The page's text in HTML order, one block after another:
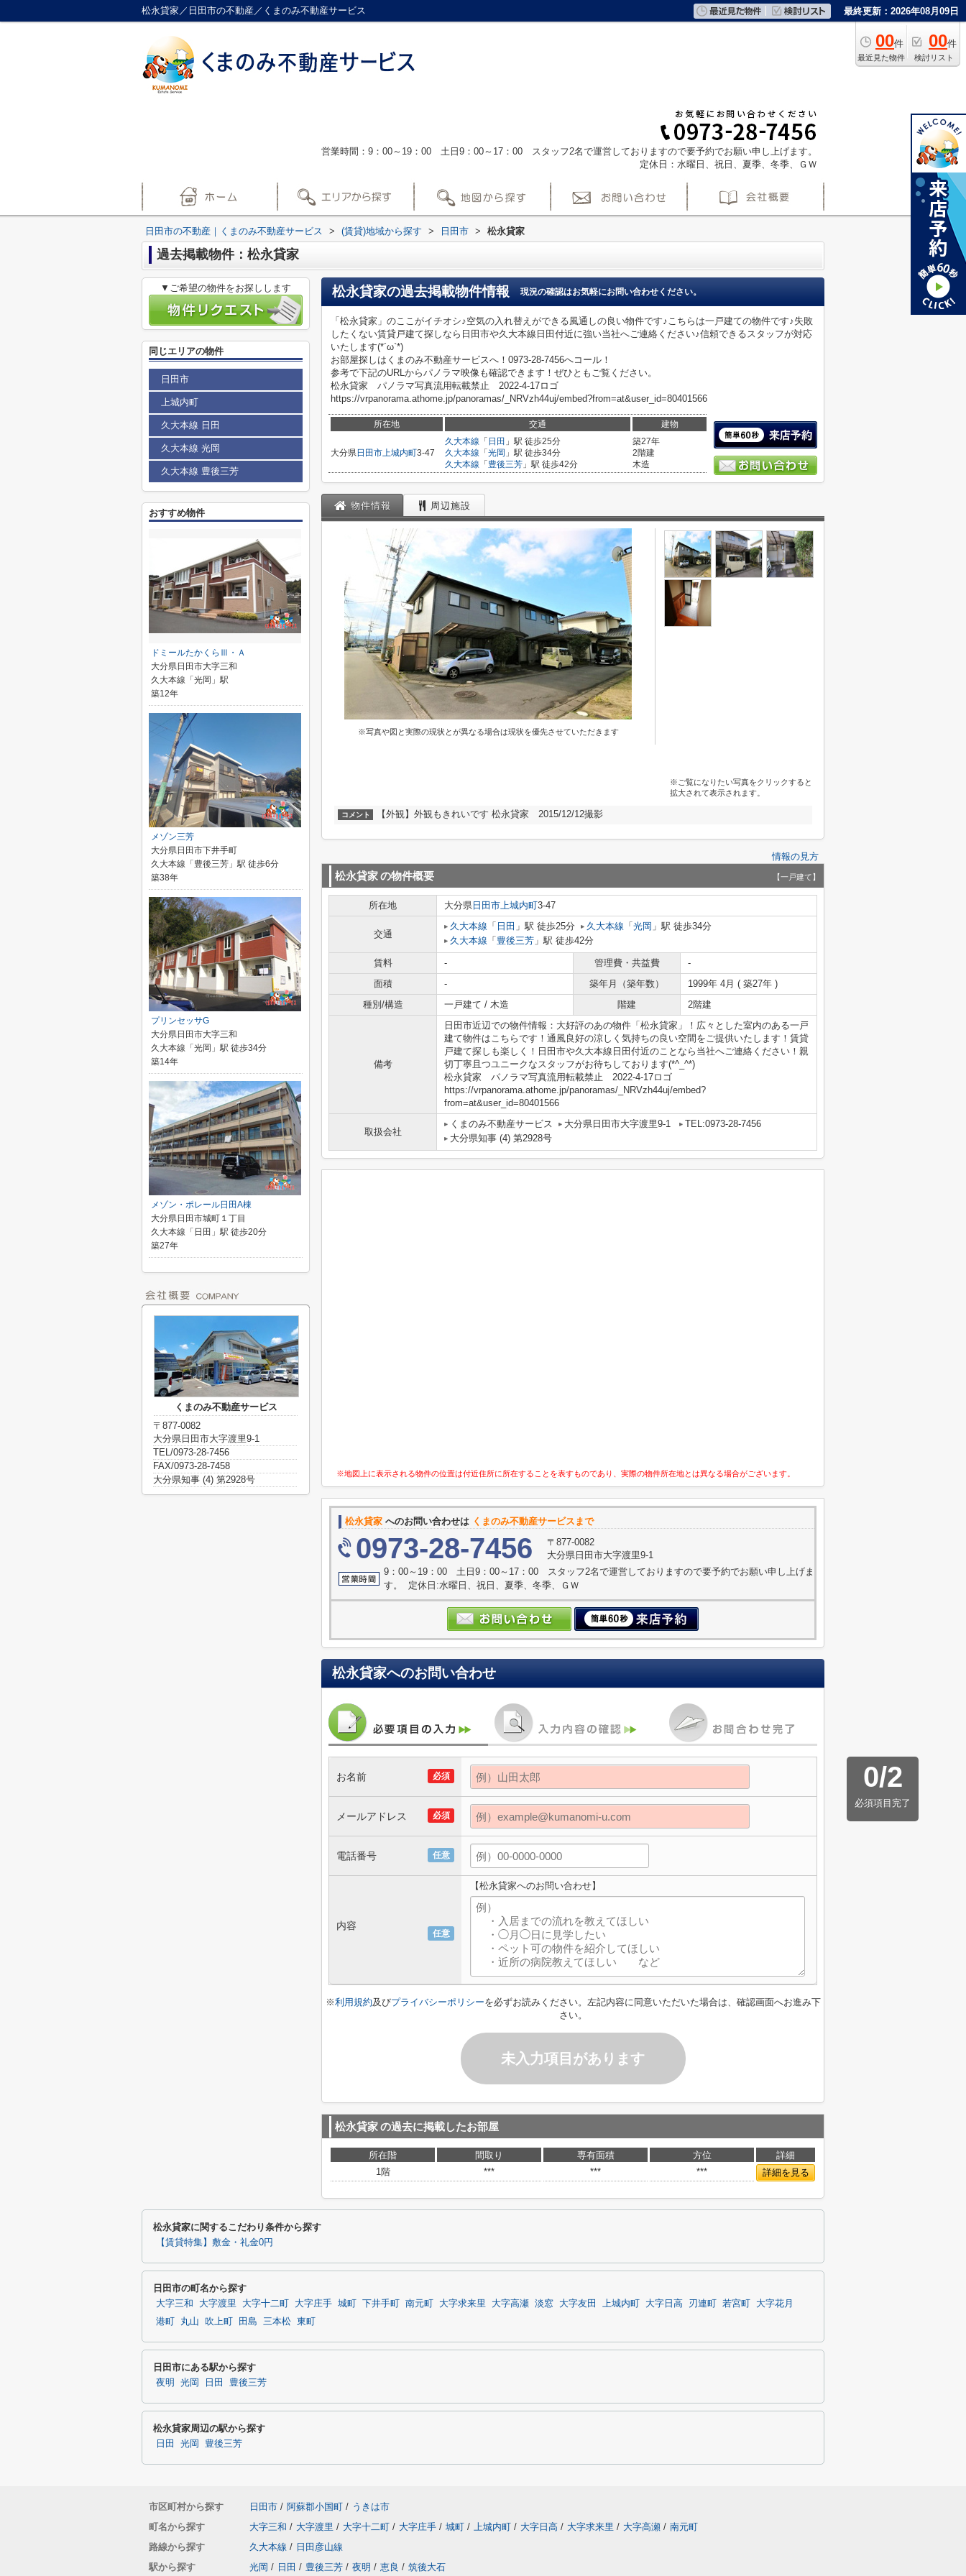
松永貸家／日田市の不動産／くまのみ不動産サービス 最終更新：2026年08月09日
00件
最近見た物件
00件
検討リスト
営業時間：9：00～19：00 土日9：00～17：00 スタッフ2名で運営しておりますので要予約でお願い申し上げます。
定休日：水曜日、祝日、夏季、冬季、ＧＷ
日田市の不動産｜くまのみ不動産サービス > (賃貸)地域から探す > 日田市 > 松永貸家
過去掲載物件：松永貸家
松永貸家の過去掲載物件情報 現況の確認はお気軽にお問い合わせください。
「松永貸家」のここがイチオシ♪空気の入れ替えができる風通しの良い物件です♪こちらは一戸建ての物件です♪失敗
したくない賃貸戸建て探しなら日田市や久大本線日田付近に強い当社へご連絡ください♪信頼できるスタッフが対応
いたします(*´ω`*)
お部屋探しはくまのみ不動産サービスへ！0973-28-7456へコール！
参考で下記のURLからパノラマ映像も確認できます！ぜひともご覧ください。
松永貸家 パノラマ写真流用転載禁止 2022-4-17ロゴ
https://vrpanorama.athome.jp/panoramas/_NRVzh44uj/embed?from=at&user_id=80401566
所在地 交通 建物
大分県日田市上城内町3-47
久大本線 「 日田 」駅 徒歩25分
久大本線 「 光岡 」駅 徒歩34分
久大本線 「 豊後三芳 」駅 徒歩42分
築27年
2階建
木造
物件情報 周辺施設
※写真や図と実際の現状とが異なる場合は現状を優先させていただきます
※ご覧になりたい写真をクリックすると
拡大されて表示されます。
コメント 【外観】外観もきれいです 松永貸家 2015/12/12撮影
情報の見方
松永貸家の物件概要 【一戸建て】
所在地 大分県 日田市上城内町3-47
交通
久大本線 「 日田 」駅 徒歩25分 久大本線 「 光岡 」駅 徒歩34分
久大本線 「 豊後三芳 」駅 徒歩42分
賃料 - 管理費・共益費
-
面積
- 築年月（築年数）
1999年 4月 ( 築27年 )
種別/構造
一戸建て / 木造 階建 2階建
備考
日田市近辺での物件情報：大好評のあの物件「松永貸家」！広々とした室内のある一戸
建て物件はこちらです！通風良好の涼しく気持ちの良い空間をご提供いたします！賃貸
戸建て探しも楽しく！日田市や久大本線日田付近のことなら当社へご連絡ください！親
切丁寧且つユニークなスタッフがお待ちしております(*^_^*)
松永貸家 パノラマ写真流用転載禁止 2022-4-17ロゴ
https://vrpanorama.athome.jp/panoramas/_NRVzh44uj/embed?
from=at&user_id=80401566
取扱会社
くまのみ不動産サービス 大分県日田市大字渡里9-1
TEL:0973-28-7456
大分県知事 (4) 第2928号
※地図上に表示される物件の位置は付近住所に所在することを表すものであり、実際の物件所在地とは異なる場合がございます。
松永貸家 へのお問い合わせは くまのみ不動産サービスまで
0973-28-7456
〒877-0082
大分県日田市大字渡里9-1
9：00～19：00 土日9：00～17：00 スタッフ2名で運営しておりますので要予約でお願い申し上げま
す。 定休日:水曜日、祝日、夏季、冬季、ＧＷ
松永貸家へのお問い合わせ
0/2
必須項目完了
必須
お名前
必須
メールアドレス
任意
電話番号
任意
内容
【松永貸家へのお問い合わせ】
※利用規約及びプライバシーポリシーを必ずお読みください。左記内容に同意いただいた場合は、確認画面へお進み下
さい。
未入力項目があります
松永貸家の過去に掲載したお部屋
所在階 間取り 専有面積 方位
詳細
1階
*** *** *** 詳細を見る
▼ご希望の物件をお探しします
同じエリアの物件
日田市
上城内町
久大本線 日田
久大本線 光岡
久大本線 豊後三芳
おすすめ物件
ドミールたかくらⅢ・Ａ
大分県日田市大字三和
久大本線「光岡」駅
築12年
メゾン三芳
大分県日田市下井手町
久大本線「豊後三芳」駅 徒歩6分
築38年
プリンセッサG
大分県日田市大字三和
久大本線「光岡」駅 徒歩34分
築14年
メゾン・ポレール日田A棟
大分県日田市城町１丁目
久大本線「日田」駅 徒歩20分
築27年
くまのみ不動産サービス
〒877-0082
大分県日田市大字渡里9-1
TEL/0973-28-7456
FAX/0973-28-7458
大分県知事 (4) 第2928号
松永貸家に関するこだわり条件から探す
【賃貸特集】敷金・礼金0円
日田市の町名から探す
大字三和 大字渡里 大字十二町 大字庄手 城町 下井手町 南元町 大字求来里 大字高瀬 淡窓 大字友田 上城内町 大字日高 刃連町 若宮町
大字花月
港町
丸山 吹上町 田島 三本松 東町
日田市にある駅から探す
夜明 光岡 日田 豊後三芳
松永貸家周辺の駅から探す
日田 光岡 豊後三芳
市区町村から探す 日田市 / 阿蘇郡小国町 / うきは市
町名から探す
大字三和 / 大字渡里 / 大字十二町 / 大字庄手 / 城町 / 上城内町 / 大字日高 / 大字求来里 / 大字高瀬 / 南元町
路線から探す
久大本線 / 日田彦山線
駅から探す
光岡 / 日田 / 豊後三芳 / 夜明 / 恵良 / 筑後大石